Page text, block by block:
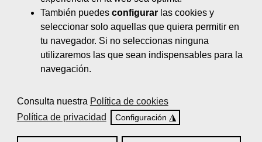
También puedes configurarlas cookies y
seleccionar solo aquellas que quiera permitir en
tu navegador. Si no seleccionas ninguna
utilizaremos las que sean indispensables para la
navegación.
Consulta nuestra Política de cookies
Política de privacidad
Configuración ◮
Gestión integral de residuos
Duración: 200 horas
Gestión logística
Duración: 150 horas
Habilidades directivas y gestión de
equipos
Duración: 65 horas